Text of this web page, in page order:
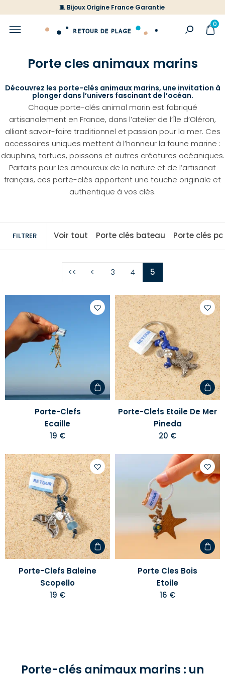
🧵 Bijoux Origine France Garantie
0
Porte cles animaux marins
Découvrez les porte-clés animaux marins, une invitation à
plonger dans l’univers fascinant de l’océan.
Chaque porte-clés animal marin est fabriqué
artisanalement en France, dans l’atelier de l’Île d’Oléron,
alliant savoir-faire traditionnel et passion pour la mer. Ces
accessoires uniques mettent à l’honneur la faune marine :
dauphins, tortues, poissons et autres créatures océaniques.
Parfaits pour les amoureux de la nature et de l’artisanat
français, ces porte-clés apportent une touche originale et
authentique à vos clés.
FILTRER Voir tout Porte clés bateau Porte clés
<< < 3 4 5
Ajouter
d'envies
Porte-Clefs
Ecaille
19 €
à
votre
liste
Porte-Clefs Etoile De Mer
Pineda
20 €
Ajouter
à
votre
liste
d'envies
Porte-Clefs Baleine
Scopello
19 €
Porte Cles Bois
Etoile
16 €
Porte-clés animaux marins : un